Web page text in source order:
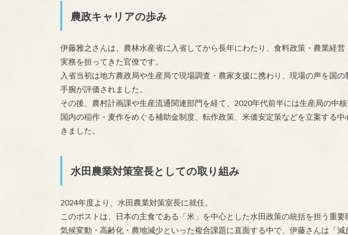
農政キャリアの歩み
伊藤雅之さんは、農林水産省に入省してから長年にわたり、食料政策・農業経
実務を担ってきた官僚です。
入省当初は地方農政局や生産局で現場調査・農家支援に携わり、現場の声を国の
手腕が評価されました。
その後、農村計画課や生産流通関連部門を経て、2020年代前半には生産局の中核
国内の稲作・麦作をめぐる補助金制度、転作政策、米価安定策などを立案する中
きました。
水田農業対策室長としての取り組み
2024年度より、水田農業対策室長に就任。
このポストは、日本の主食である「米」を中心とした水田政策の統括を担う重要
気候変動・高齢化・農地減少といった複合課題に直面する中で、伊藤さんは「